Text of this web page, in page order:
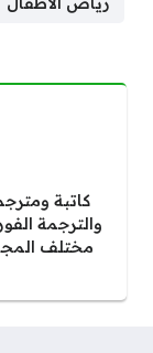
كاتبة
والترجمة
مختلف